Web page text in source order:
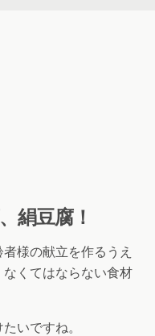
絹豆腐！
様の献立を作るうえ
くてはならない食材
いですね。